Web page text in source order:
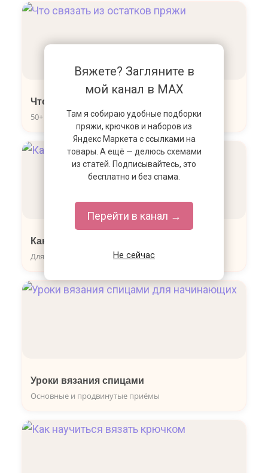
Что связать из остатков пряжи
50+ идей для дома, подарков и аксессуаров
Как рассчитать петли
Для любого изделия — свитера, шапки, носков
Уроки вязания спицами
Основные и продвинутые приёмы
Вяжете? Загляните в
мой канал в MAX
Там я собираю удобные подборки
пряжи, крючков и наборов из
Яндекс Маркета с ссылками на
товары. А ещё — делюсь схемами
из статей. Подписывайтесь, это
бесплатно и без спама.
Перейти в канал →
Не сейчас